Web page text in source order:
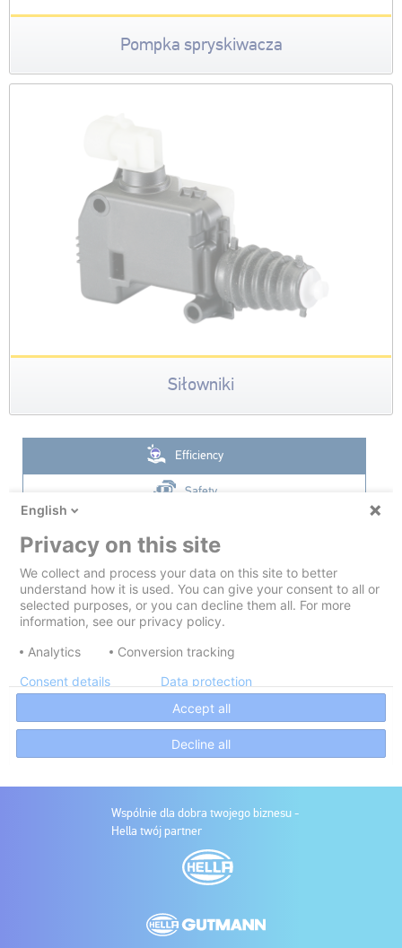
Pompka spryskiwacza
Siłowniki
Wspólnie dla dobra twojego biznesu -
Hella twój partner